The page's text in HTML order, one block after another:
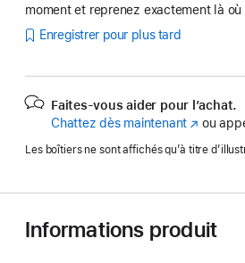
moment et reprenez exactement là où
Enregistrer pour plus tard
Faites-vous aider pour l’achat.
Chattez dès maintenant (s’ouvre
une
fenêtre)
ou
Les boîtiers ne sont affichés qu’à titre
Informations produit